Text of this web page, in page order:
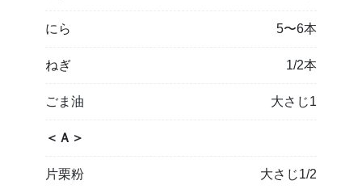
にら 5〜6本
ねぎ 1/2本
ごま油 大さじ1
＜Ａ＞
片栗粉 大さじ1/2